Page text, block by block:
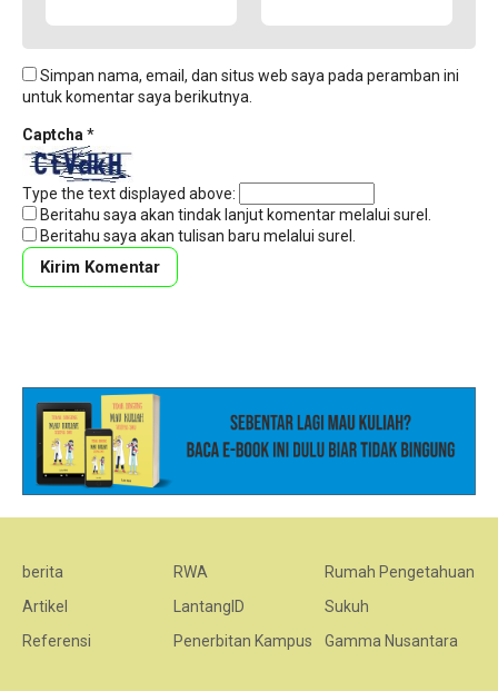
Simpan nama, email, dan situs web saya pada peramban ini
untuk komentar saya berikutnya.
Captcha *
Type the text displayed above:
Beritahu saya akan tindak lanjut komentar melalui surel.
Beritahu saya akan tulisan baru melalui surel.
berita
Artikel
Referensi
RWA
LantangID
Penerbitan Kampus
Rumah Pengetahuan
Sukuh
Gamma Nusantara